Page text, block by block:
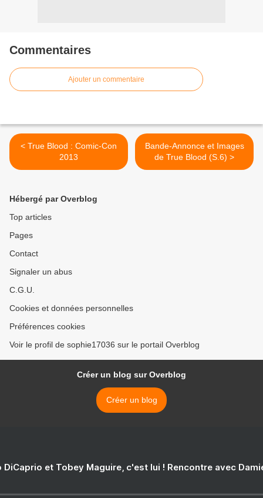
Commentaires
Ajouter un commentaire
< True Blood : Comic-Con
2013
Bande-Annonce et Images
de True Blood (S.6) >
Hébergé par Overblog
Top articles
Pages
Contact
Signaler un abus
C.G.U.
Cookies et données personnelles
Préférences cookies
Voir le profil de sophie17036 sur le portail Overblog
Créer un blog sur Overblog
Créer un blog
DiCaprio et Tobey Maguire, c'est lui ! Rencontre avec